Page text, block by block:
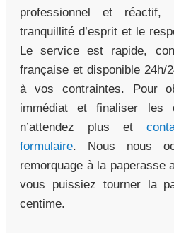
professionnel et
tranquillité d’esprit et le
Le service est rapide,
française et disponible 24h/
à vos contraintes. Pour
immédiat et finaliser les
n’attendez plus et
formulaire. Nous nous
remorquage à la paperasse
vous puissiez tourner la
centime.